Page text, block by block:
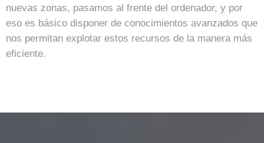
nuevas zonas, pasamos al frente del ordenador, y por
eso es básico disponer de conocimientos avanzados que
nos permitan explotar estos recursos de la manera más
eficiente.